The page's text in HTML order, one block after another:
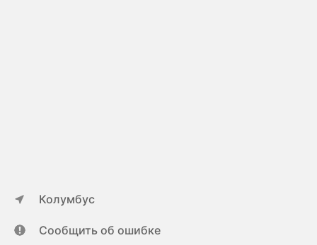
Колумбус
Сообщить об ошибке